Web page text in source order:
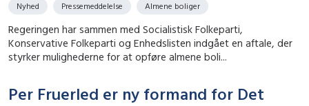
Nyhed Pressemeddelelse Almene boliger
Regeringen har sammen med Socialistisk Folkeparti,
Konservative Folkeparti og Enhedslisten indgået en aftale, der
styrker mulighederne for at opføre almene boli...
Per Fruerled er ny formand for Det